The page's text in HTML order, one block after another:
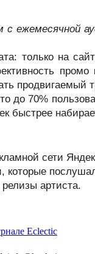
ежемесячной
только на
продвигаемый
до 70%
быстрее
сети
которые
артиста.